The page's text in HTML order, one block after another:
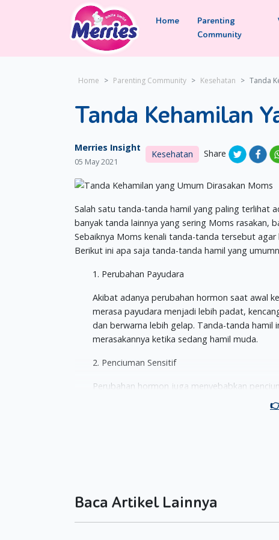
Home
Parenting
Community
Home Parenting Community Kesehatan Tanda
Tanda Kehamilan
Merries Insight
05 May 2021
Kesehatan Share
Salah satu tanda-tanda hamil yang paling terlihat
banyak tanda lainnya yang sering Moms rasakan,
Sebaiknya Moms kenali tanda-tanda tersebut
Berikut ini apa saja tanda-tanda hamil yang
1. Perubahan Payudara
Akibat adanya perubahan hormon saat awal
merasa payudara menjadi lebih padat,
dan berwarna lebih gelap. Tanda-tanda hamil
merasakannya ketika sedang hamil muda.
2. Penciuman Sensitif
Perubahan hormon juga menyebabkan
Ketika Moms mencium aroma menyengat
menyengat lainnya akan membuat Moms
Baca Artikel Lainnya